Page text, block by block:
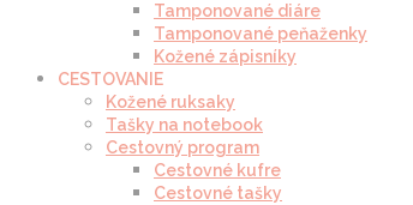
Tamponované diáre
Tamponované peňaženky
Kožené zápisníky
CESTOVANIE
Kožené ruksaky
Tašky na notebook
Cestovný program
Cestovné kufre
Cestovné tašky